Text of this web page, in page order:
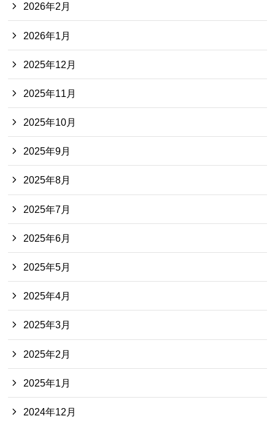
2026年2月
2026年1月
2025年12月
2025年11月
2025年10月
2025年9月
2025年8月
2025年7月
2025年6月
2025年5月
2025年4月
2025年3月
2025年2月
2025年1月
2024年12月